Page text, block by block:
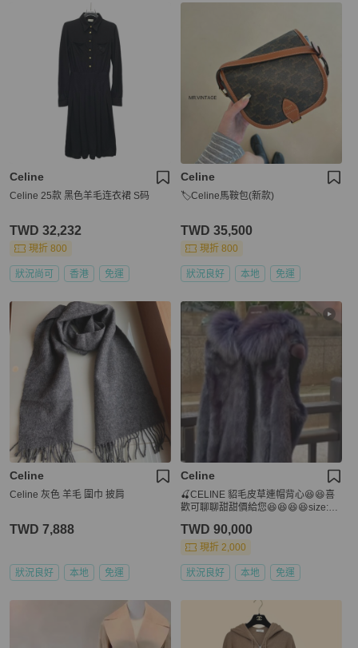
Celine
Celine 25款 黑色羊毛连衣裙 S码
TWD 32,232
現折 800
狀況尚可 香港 免運
Celine
🏷Celine馬鞍包(新款)
TWD 35,500
現折 800
狀況良好 本地 免運
Celine
Celine 灰色 羊毛 圍巾 披肩
TWD 7,888
狀況良好 本地 免運
Celine
🍒CELINE 貂毛皮草連帽背心😆😆喜
歡可聊聊甜甜價給您😆😆😆😆size:42
TWD 90,000
現折 2,000
狀況良好 本地 免運